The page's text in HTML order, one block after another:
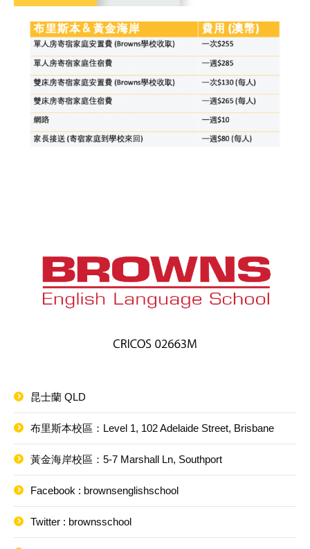
昆士蘭 QLD
布里斯本校區：Level 1, 102 Adelaide Street, Brisbane
黃金海岸校區：5-7 Marshall Ln, Southport
Facebook : brownsenglishschool
Twitter : brownsschool